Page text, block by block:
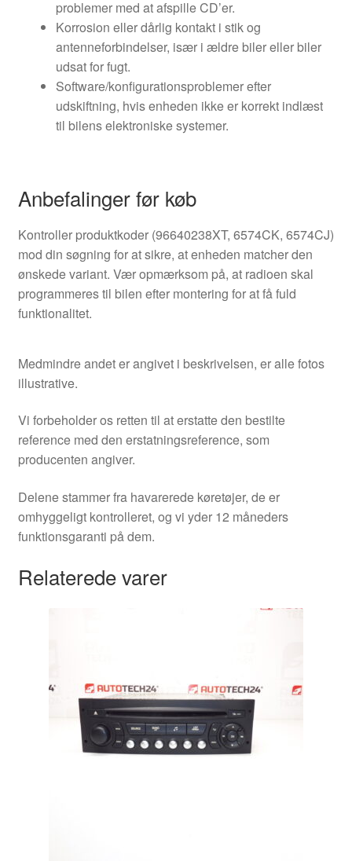
problemer med at afspille CD’er.
Korrosion eller dårlig kontakt i stik og
antenneforbindelser, især i ældre biler eller biler
udsat for fugt.
Software/konfigurationsproblemer efter
udskiftning, hvis enheden ikke er korrekt indlæst
til bilens elektroniske systemer.
Anbefalinger før køb
Kontroller produktkoder (96640238XT, 6574CK, 6574CJ)
mod din søgning for at sikre, at enheden matcher den
ønskede variant. Vær opmærksom på, at radioen skal
programmeres til bilen efter montering for at få fuld
funktionalitet.
Medmindre andet er angivet i beskrivelsen, er alle fotos
illustrative.
Vi forbeholder os retten til at erstatte den bestilte
reference med den erstatningsreference, som
producenten angiver.
Delene stammer fra havarerede køretøjer, de er
omhyggeligt kontrolleret, og vi yder 12 måneders
funktionsgaranti på dem.
Relaterede varer